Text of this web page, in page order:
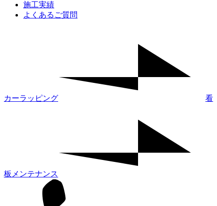
施工実績
よくあるご質問
カーラッピング 看
板メンテナンス